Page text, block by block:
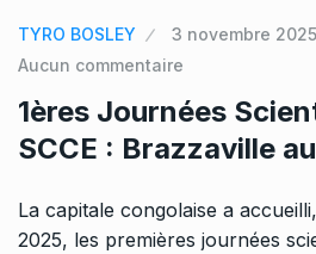
TYRO BOSLEY
3 novembre 2025
Aucun commentaire
1ères Journées
SCCE : Brazzaville
La capitale congolaise a
2025, les premières journées